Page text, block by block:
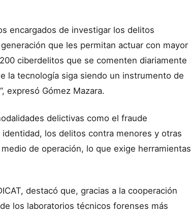
encargados de investigar los delitos
que les permitan actuar con mayor
ciberdelitos que se comenten diariamente
la tecnología siga siendo un instrumento de
expresó Gómez Mazara.
delictivas como el fraude
los delitos contra menores y otras
de operación, lo que exige herramientas
destacó que, gracias a la cooperación
los laboratorios técnicos forenses más